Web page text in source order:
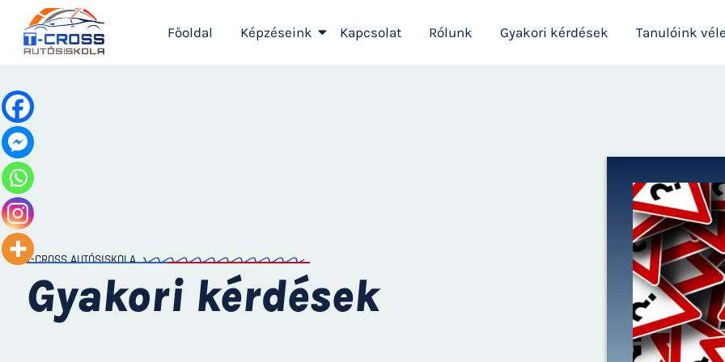
Főoldal Képzéseink Kapcsolat Rólunk Gyakori kérdések Tanulóink
T-CROSS AUTÓSISKOLA
Gyakori kérdések